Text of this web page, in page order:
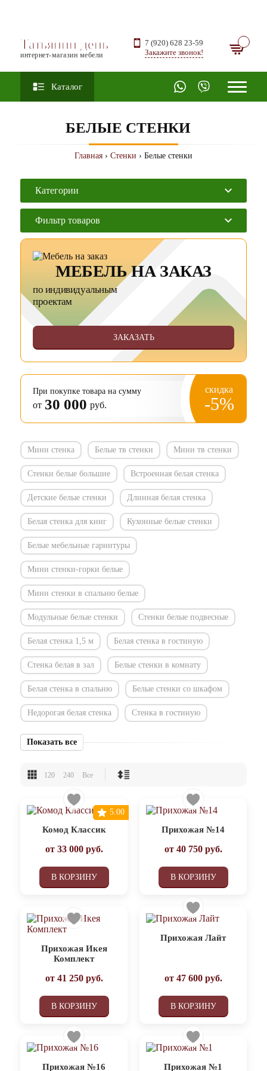
Татьянин день
интернет-магазин мебели
7 (920) 628 23-59
Закажите звонок!
Каталог
БЕЛЫЕ СТЕНКИ
Главная › Стенки › Белые стенки
Категории
Фильтр товаров
МЕБЕЛЬ НА ЗАКАЗ
по индивидуальным
проектам
ЗАКАЗАТЬ
При покупке товара на сумму
от 30 000 руб.
скидка
-5%
Мини стенка Белые тв стенки Мини тв стенки
Стенки белые большие Встроенная белая стенка
Детские белые стенки Длинная белая стенка
Белая стенка для книг Кухонные белые стенки
Белые мебельные гарнитуры
Мини стенки-горки белые
Мини стенки в спальню белые
Модульные белые стенки Стенки белые подвесные
Белая стенка 1,5 м Белая стенка в гостиную
Стенка белая в зал Белые стенки в комнату
Белая стенка в спальню Белые стенки со шкафом
Недорогая белая стенка Стенка в гостиную
Показать все
120 240 Все
Комод Классик
от 33 000руб.
В КОРЗИНУ
5.00
Прихожая №14
от 40 750руб.
В КОРЗИНУ
Прихожая Икея
Комплект
от 41 250руб.
В КОРЗИНУ
Прихожая Лайт
от 47 600руб.
В КОРЗИНУ
Прихожая №16 Прихожая №1